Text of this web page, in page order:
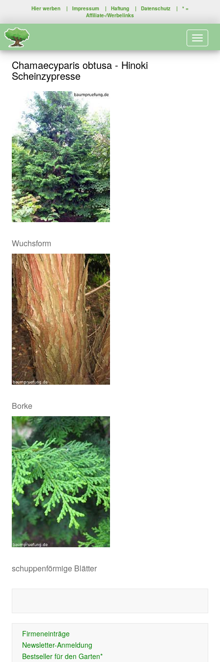
Hier werben | Impressum | Haftung | Datenschutz | * =
Affiliate-/Werbelinks
Chamaecyparis obtusa - Hinoki
Scheinzypresse
Wuchsform
Borke
schuppenförmige Blätter
Firmeneinträge
Newsletter-Anmeldung
Bestseller für den Garten*